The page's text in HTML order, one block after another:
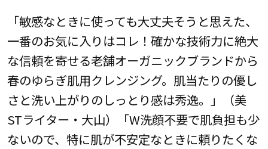
「敏感なときに使っても大丈夫そうと思えた、
一番のお気に入りはコレ！確かな技術力に絶大
な信頼を寄せる老舗オーガニックブランドから
春のゆらぎ肌用クレンジング。肌当たりの優し
さと洗い上がりのしっとり感は秀逸。」（美
STライター・大山）「W洗顔不要で肌負担も少
ないので、特に肌が不安定なときに頼りたくな